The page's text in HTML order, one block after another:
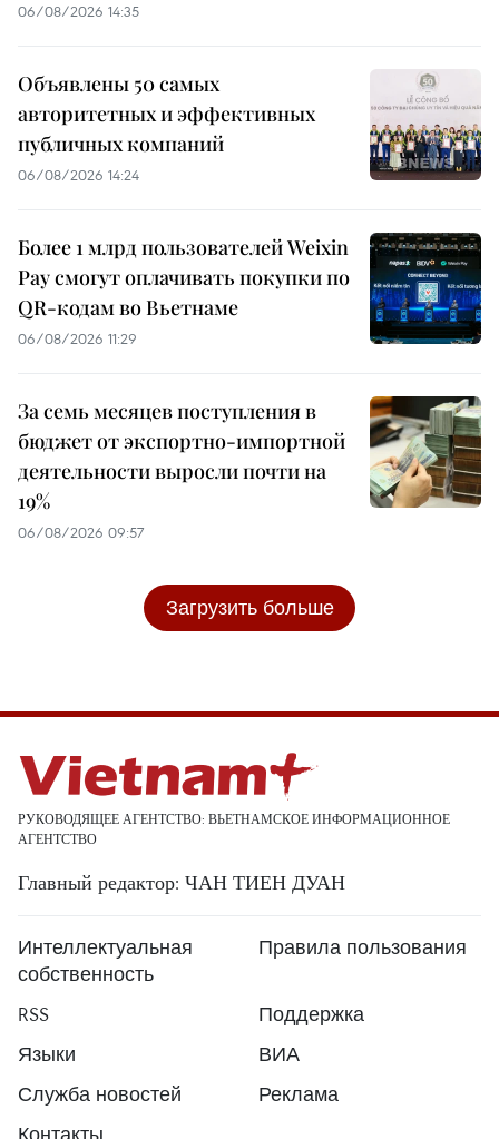
06/08/2026 14:35
Объявлены 50 самых
авторитетных и эффективных
публичных компаний
06/08/2026 14:24
Более 1 млрд пользователей Weixin
Pay смогут оплачивать покупки по
QR-кодам во Вьетнаме
06/08/2026 11:29
За семь месяцев поступления в
бюджет от экспортно-импортной
деятельности выросли почти на
19%
06/08/2026 09:57
Загрузить больше
РУКОВОДЯЩЕЕ АГЕНТСТВО: ВЬЕТНАМСКОЕ ИНФОРМАЦИОННОЕ
АГЕНТСТВО
Главный редактор: ЧАН ТИЕН ДУАН
Интеллектуальная
собственность
Правила пользования
RSS
Поддержка
Языки
ВИА
Служба новостей
Реклама